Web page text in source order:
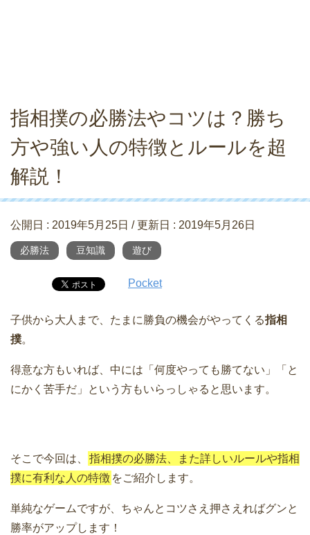
指相撲の必勝法やコツは？勝ち
方や強い人の特徴とルールを超
解説！
公開日 : 2019年5月25日 / 更新日 : 2019年5月26日
必勝法 豆知識 遊び
Pocket
子供から大人まで、たまに勝負の機会がやってくる指相
撲。
得意な方もいれば、中には「何度やっても勝てない」「と
にかく苦手だ」という方もいらっしゃると思います。
そこで今回は、
指相撲の必勝法、また詳しいルールや指相
撲に有利な人の特徴 をご紹介します。
単純なゲームですが、ちゃんとコツさえ押さえればグンと
勝率がアップします！